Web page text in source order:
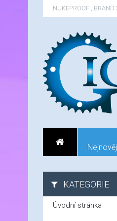
NUKEPROOF , BRAND
KATEGORIE
Úvodní stránka